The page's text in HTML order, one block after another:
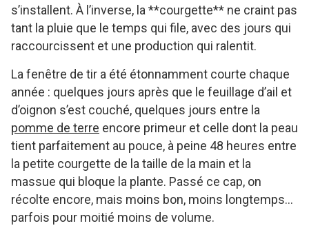
s’installent. À l’inverse, la **courgette** ne craint pas
tant la pluie que le temps qui file, avec des jours qui
raccourcissent et une production qui ralentit.
La fenêtre de tir a été étonnamment courte chaque
année : quelques jours après que le feuillage d’ail et
d’oignon s’est couché, quelques jours entre la
pomme de terre encore primeur et celle dont la peau
tient parfaitement au pouce, à peine 48 heures entre
la petite courgette de la taille de la main et la
massue qui bloque la plante. Passé ce cap, on
récolte encore, mais moins bon, moins longtemps…
parfois pour moitié moins de volume.